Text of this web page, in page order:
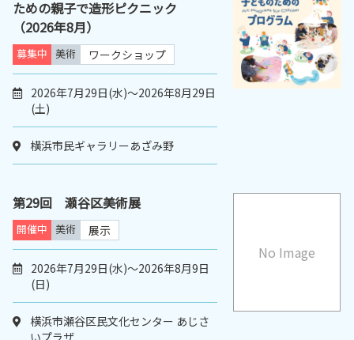
ための親子で造形ピクニック
（2026年8月）
募集中 美術 ワークショップ
2026年7月29日(水)～2026年8月29日
(土)
横浜市民ギャラリーあざみ野
No Image
第29回 瀬谷区美術展
開催中 美術 展示
2026年7月29日(水)～2026年8月9日
(日)
横浜市瀬谷区民文化センター あじさ